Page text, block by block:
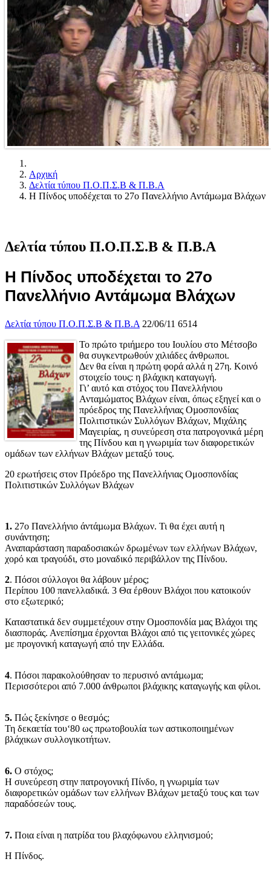
Αρχική
Δελτία τύπου Π.Ο.Π.Σ.Β & Π.Β.Α
Η Πίνδος υποδέχεται το 27ο Πανελλήνιο Αντάµωµα Βλάχων
Δελτία τύπου Π.Ο.Π.Σ.Β & Π.Β.Α
Η Πίνδος υποδέχεται το 27ο
Πανελλήνιο Αντάµωµα Βλάχων
Δελτία τύπου Π.Ο.Π.Σ.Β & Π.Β.Α 22/06/11 6514
Το πρώτο τριήµερο του Ιουλίου στο Μέτσοβο
θα συγκεντρωθούν χιλιάδες άνθρωποι.
Δεν θα είναι η πρώτη φορά αλλά η 27η. Κοινό
στοιχείο τους: η βλάχικη καταγωγή.
Γι’ αυτό και στόχος του Πανελλήνιου
Ανταµώµατος Βλάχων είναι, όπως εξηγεί και ο
πρόεδρος της Πανελλήνιας Οµοσπονδίας
Πολιτιστικών Συλλόγων Βλάχων, Μιχάλης
Μαγειρίας, η συνεύρεση στα πατρογονικά µέρη
της Πίνδου και η γνωριµία των διαφορετικών
οµάδων των ελλήνων Βλάχων µεταξύ τους.
20 ερωτήσεις στον Πρόεδρο της Πανελλήνιας Ομοσπονδίας
Πολιτιστικών Συλλόγων Βλάχων
1. 27ο Πανελλήνιο άντάµωµα Βλάχων. Τι θα έχει αυτή η
συνάντηση;
Αναπαράσταση παραδοσιακών δρωµένων των ελλήνων Βλάχων,
χορό και τραγούδι, στο µοναδικό περιβάλλον της Πίνδου.
2. Πόσοι σύλλογοι θα λάβουν µέρος;
Περίπου 100 πανελλαδικά. 3 Θα έρθουν Βλάχοι που κατοικούν
στο εξωτερικό;
Καταστατικά δεν συµµετέχουν στην Οµοσπονδία µας Βλάχοι της
διασποράς. Ανεπίσηµα έρχονται Βλάχοι από τις γειτονικές χώρες
µε προγονική καταγωγή από την Ελλάδα.
4. Πόσοι παρακολούθησαν το περυσινό αντάµωµα;
Περισσότεροι από 7.000 άνθρωποι βλάχικης καταγωγής και φίλοι.
5. Πώς ξεκίνησε ο θεσµός;
Τη δεκαετία του‘80 ως πρωτοβουλία των αστικοποιηµένων
βλάχικων συλλογικοτήτων.
6. Ο στόχος;
Η συνεύρεση στην πατρογονική Πίνδο, η γνωριµία των
διαφορετικών οµάδων των ελλήνων Βλάχων µεταξύ τους και των
παραδόσεών τους.
7. Ποια είναι η πατρίδα του βλαχόφωνου ελληνισµού;
Η Πίνδος.